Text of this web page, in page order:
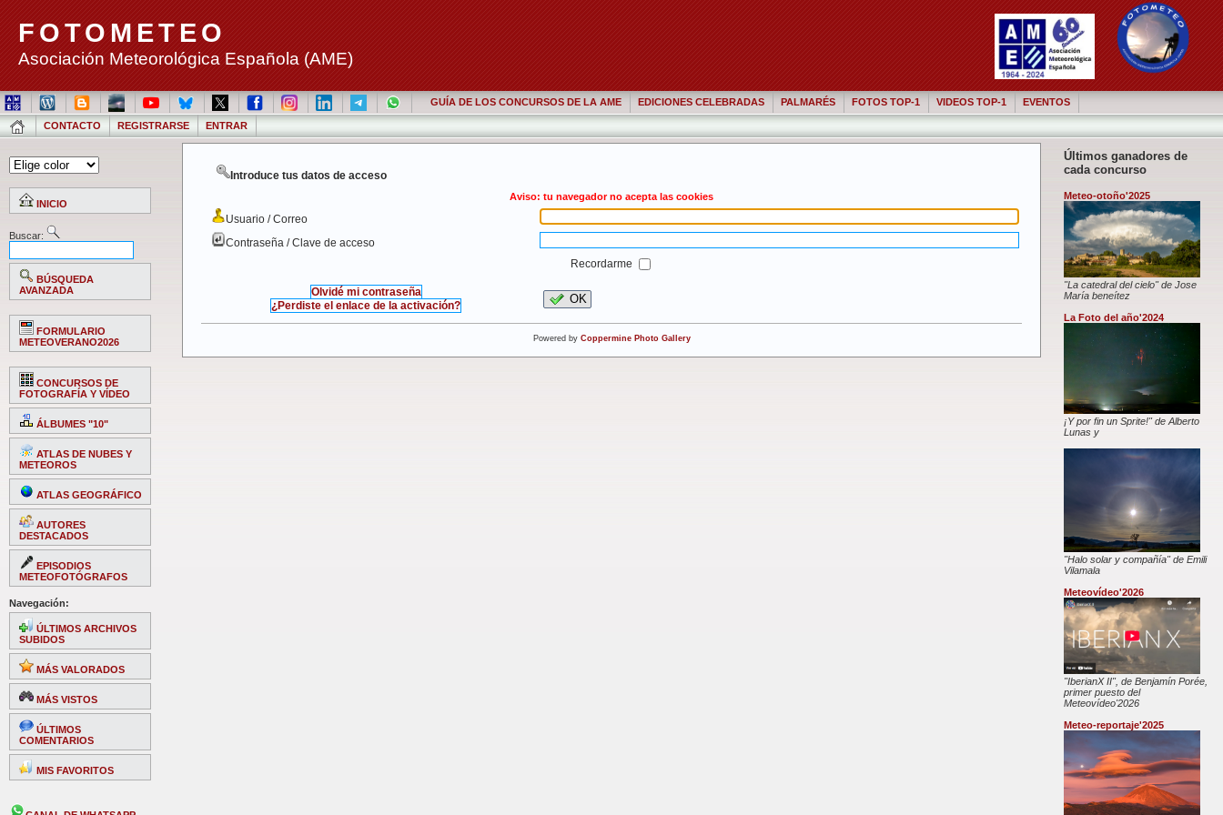
FOTOMETEO
Asociación Meteorológica Española (AME)
GUÍA DE LOS CONCURSOS DE LA AME EDICIONES CELEBRADAS PALMARÉS FOTOS TOP-1 VIDEOS TOP-1 EVENTOS
CONTACTO REGISTRARSE ENTRAR
INICIO
Buscar:
BÚSQUEDA
AVANZADA
FORMULARIO
METEOVERANO2026
CONCURSOS DE
FOTOGRAFÍA Y VÍDEO
ÁLBUMES "10"
ATLAS DE NUBES Y
METEOROS
ATLAS GEOGRÁFICO
AUTORES
DESTACADOS
EPISODIOS
METEOFOTÓGRAFOS
Navegación:
ÚLTIMOS ARCHIVOS
SUBIDOS
MÁS VALORADOS
MÁS VISTOS
ÚLTIMOS
COMENTARIOS
MIS FAVORITOS
Últimos ganadores de
cada concurso
Meteo-otoño'2025
"La catedral del cielo" de Jose
María beneítez
La Foto del año'2024
¡Y por fin un Sprite!" de Alberto
Lunas y
"Halo solar y compañía" de Emili
Vilamala
Meteovídeo'2026
"IberianX II", de Benjamín Porée,
primer puesto del
Meteovídeo'2026
Meteo-reportaje'2025
Introduce tus datos de acceso
Aviso: tu navegador no acepta las cookies
Usuario / Correo
Contraseña / Clave de acceso
Recordarme
Olvidé mi contraseña
¿Perdiste el enlace de la activación?
OK
Powered by Coppermine Photo Gallery